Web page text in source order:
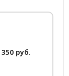
350 руб.